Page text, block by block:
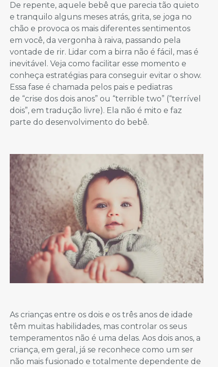
De repente, aquele bebê que parecia tão quieto
e tranquilo alguns meses atrás, grita, se joga no
chão e provoca os mais diferentes sentimentos
em você, da vergonha à raiva, passando pela
vontade de rir. Lidar com a birra não é fácil, mas é
inevitável. Veja como facilitar esse momento e
conheça estratégias para conseguir evitar o show.
Essa fase é chamada pelos pais e pediatras
de “crise dos dois anos” ou “terrible two” (“terrível
dois”, em tradução livre). Ela não é mito e faz
parte do desenvolvimento do bebê.
As crianças entre os dois e os três anos de idade
têm muitas habilidades, mas controlar os seus
temperamentos não é uma delas. Aos dois anos, a
criança, em geral, já se reconhece como um ser
não mais fusionado e totalmente dependente de